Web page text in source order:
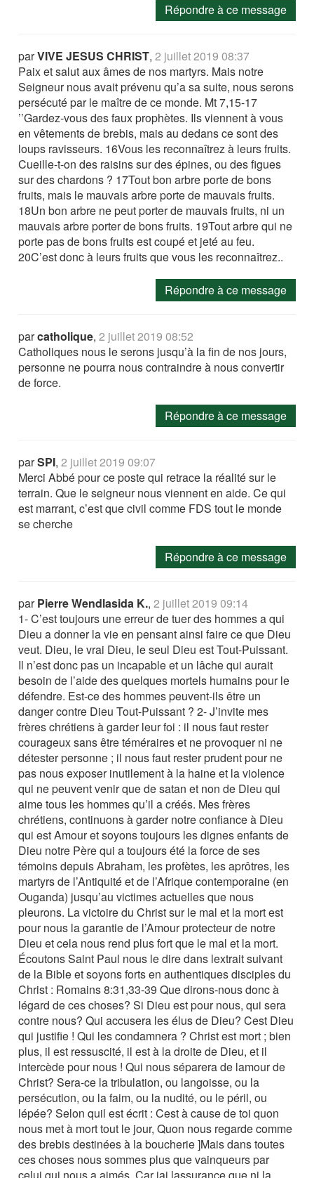
Répondre à ce message
parVIVE JESUS CHRIST,2 juillet 2019 08:37
Paix et salut aux âmes de nos martyrs. Mais notre
Seigneur nous avait prévenu qu’a sa suite, nous serons
persécuté par le maître de ce monde. Mt 7,15-17
’’Gardez-vous des faux prophètes. Ils viennent à vous
en vêtements de brebis, mais au dedans ce sont des
loups ravisseurs. 16Vous les reconnaîtrez à leurs fruits.
Cueille-t-on des raisins sur des épines, ou des figues
sur des chardons ? 17Tout bon arbre porte de bons
fruits, mais le mauvais arbre porte de mauvais fruits.
18Un bon arbre ne peut porter de mauvais fruits, ni un
mauvais arbre porter de bons fruits. 19Tout arbre qui ne
porte pas de bons fruits est coupé et jeté au feu.
20C’est donc à leurs fruits que vous les reconnaîtrez..
Répondre à ce message
parcatholique,2 juillet 2019 08:52
Catholiques nous le serons jusqu’à la fin de nos jours,
personne ne pourra nous contraindre à nous convertir
de force.
Répondre à ce message
parSPI,2 juillet 2019 09:07
Merci Abbé pour ce poste qui retrace la réalité sur le
terrain. Que le seigneur nous viennent en aide. Ce qui
est marrant, c’est que civil comme FDS tout le monde
se cherche
Répondre à ce message
parPierre Wendlasida K.,2 juillet 2019 09:14
1- C’est toujours une erreur de tuer des hommes a qui
Dieu a donner la vie en pensant ainsi faire ce que Dieu
veut. Dieu, le vrai Dieu, le seul Dieu est Tout-Puissant.
Il n’est donc pas un incapable et un lâche qui aurait
besoin de l’aide des quelques mortels humains pour le
défendre. Est-ce des hommes peuvent-ils être un
danger contre Dieu Tout-Puissant ? 2- J’invite mes
frères chrétiens à garder leur foi : il nous faut rester
courageux sans être téméraires et ne provoquer ni ne
détester personne ; il nous faut rester prudent pour ne
pas nous exposer inutilement à la haine et la violence
qui ne peuvent venir que de satan et non de Dieu qui
aime tous les hommes qu’il a créés. Mes frères
chrétiens, continuons à garder notre confiance à Dieu
qui est Amour et soyons toujours les dignes enfants de
Dieu notre Père qui a toujours été la force de ses
témoins depuis Abraham, les profètes, les aprôtres, les
martyrs de l’Antiquité et de l’Afrique contemporaine (en
Ouganda) jusqu’au victimes actuelles que nous
pleurons. La victoire du Christ sur le mal et la mort est
pour nous la garantie de l’Amour protecteur de notre
Dieu et cela nous rend plus fort que le mal et la mort.
Écoutons Saint Paul nous le dire dans lextrait suivant
de la Bible et soyons forts en authentiques disciples du
Christ : Romains 8:31,33-39 Que dirons-nous donc à
légard de ces choses? Si Dieu est pour nous, qui sera
contre nous? Qui accusera les élus de Dieu? Cest Dieu
qui justifie ! Qui les condamnera ? Christ est mort ; bien
plus, il est ressuscité, il est à la droite de Dieu, et il
intercède pour nous ! Qui nous séparera de lamour de
Christ? Sera-ce la tribulation, ou langoisse, ou la
persécution, ou la faim, ou la nudité, ou le péril, ou
lépée? Selon quil est écrit : Cest à cause de toi quon
nous met à mort tout le jour, Quon nous regarde comme
des brebis destinées à la boucherie ]Mais dans toutes
ces choses nous sommes plus que vainqueurs par
celui qui nous a aimés. Car jai lassurance que ni la